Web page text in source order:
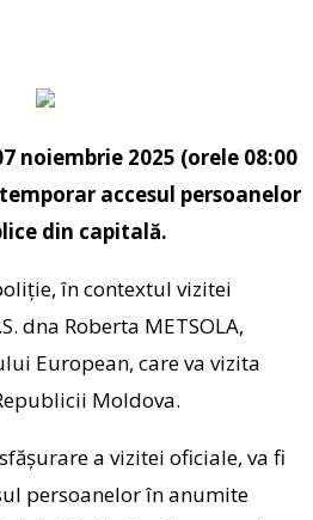
noiembrie 2025 (orele 08:00
accesul persoanelor
din capitală.
în contextul vizitei
dna Roberta METSOLA,
European, care va vizita
Moldova.
a vizitei oficiale, va fi
persoanelor în anumite